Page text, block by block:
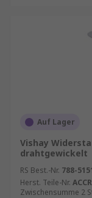
Auf Lager
Vishay
drahtgewickelt
RS Best.-Nr. 788-
Herst. Teile-Nr.
Zwischensumme 2